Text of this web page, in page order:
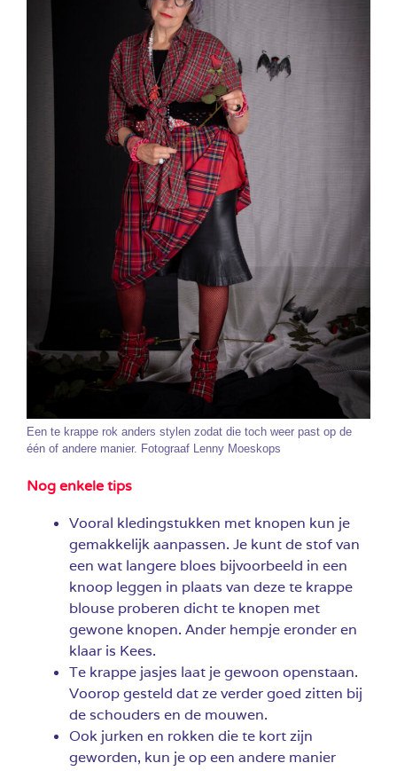
Een te krappe rok anders stylen zodat die toch weer past op de
één of andere manier. Fotograaf Lenny Moeskops
Nog enkele tips
Vooral kledingstukken met knopen kun je
gemakkelijk aanpassen. Je kunt de stof van
een wat langere bloes bijvoorbeeld in een
knoop leggen in plaats van deze te krappe
blouse proberen dicht te knopen met
gewone knopen. Ander hempje eronder en
klaar is Kees.
Te krappe jasjes laat je gewoon openstaan.
Voorop gesteld dat ze verder goed zitten bij
de schouders en de mouwen.
Ook jurken en rokken die te kort zijn
geworden, kun je op een andere manier